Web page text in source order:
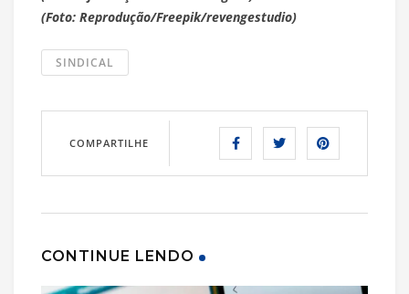
(Foto: Reprodução/Freepik/revengestudio)
SINDICAL
COMPARTILHE
CONTINUE LENDO